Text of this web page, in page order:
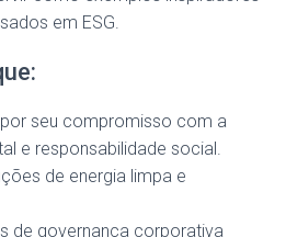
em ESG.
seu compromisso com a
e responsabilidade social.
de energia limpa e
de governança corporativa